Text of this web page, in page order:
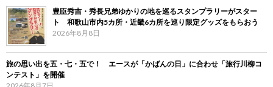
豊臣秀吉・秀長兄弟ゆかりの地を巡るスタンプラリーがスター
ト 和歌山市内5カ所・近畿6カ所を巡り限定グッズをもらおう
2026年8月8日
旅の思い出を五・七・五で！ エースが「かばんの日」に合わせ「旅行川柳コ
ンテスト」を開催